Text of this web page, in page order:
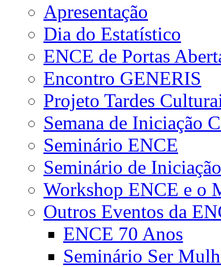
Apresentação
Dia do Estatístico
ENCE de Portas
Encontro GENERIS
Projeto Tardes
Semana de Iniciação
Seminário ENCE
Seminário de
Workshop ENCE e o
Outros Eventos da
ENCE 70 Anos
Seminário Ser